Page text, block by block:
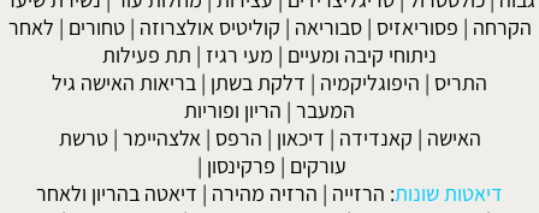
הקרחה | פסוריאזיס |סבוריאה | קוליטיס אולצרוזה |טחורים | לאחר
ניתוחי קיבה ומעיים | מעי רגיז | תת פעילות
התריס | היפוגליקמיה | דלקת בשתן | בריאות האישה גיל
המעבר | הריון ופוריות
האישה | קאנדידה | דיכאון | הרפס | אלצהיימר |טרשת
עורקים | פרקינסון |
דיאטות שונות: הרזייה | הרזיה מהירה | דיאטה בהריון ולאחר